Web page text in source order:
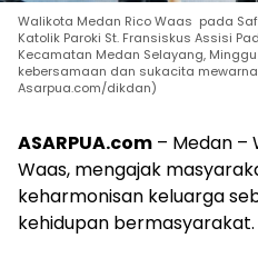
Walikota Medan Rico Waas pada
Katolik Paroki St. Fransiskus Assisi
Kecamatan Medan Selayang,
kebersamaan dan sukacita
Asarpua.com/dikdan)
ASARPUA.com – Medan –
Waas, mengajak
keharmonisan keluarga
kehidupan bermasyarakat.